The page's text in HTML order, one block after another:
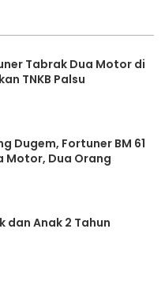
Tabrak Dua Motor di
TNKB Palsu
Dugem, Fortuner BM 61
Motor, Dua Orang
dan Anak 2 Tahun